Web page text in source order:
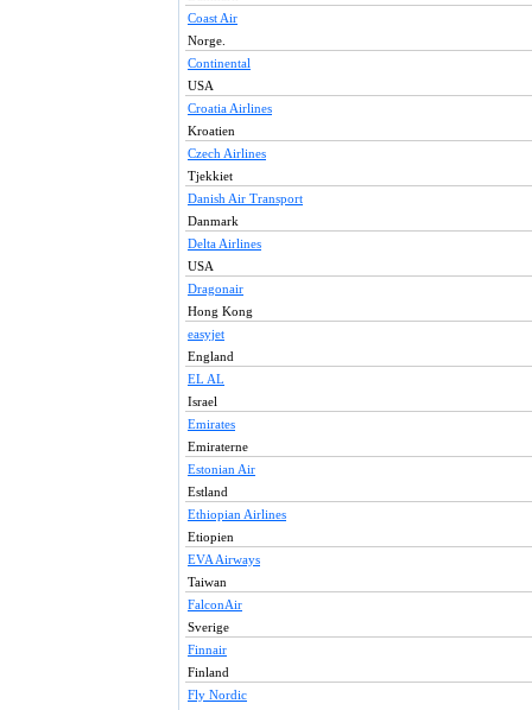
Coast Air
Norge.
Continental
USA
Croatia Airlines
Kroatien
Czech Airlines
Tjekkiet
Danish Air Transport
Danmark
Delta Airlines
USA
Dragonair
Hong Kong
easyjet
England
EL AL
Israel
Emirates
Emiraterne
Estonian Air
Estland
Ethiopian Airlines
Etiopien
EVA Airways
Taiwan
FalconAir
Sverige
Finnair
Finland
Fly Nordic